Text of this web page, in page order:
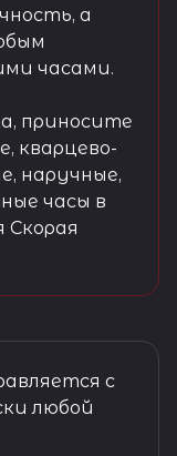
а
часами.
приносите
кварцево-
наручные,
часы в
Скорая
с
любой